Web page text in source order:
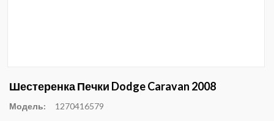
Шестеренка Печки Dodge Caravan 2008
Модель: 1270416579